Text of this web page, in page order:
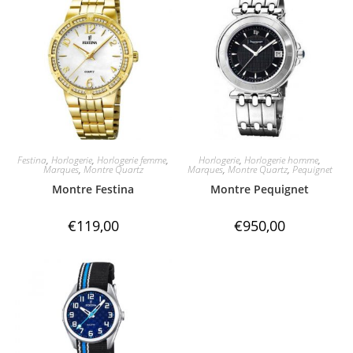
Festina,Horlogerie,Horlogerie femme,
Marques, Montre Quartz
Montre Festina
€119,00
Horlogerie,Horlogerie homme,
Marques,Montre Quartz, Pequignet
Montre Pequignet
€950,00